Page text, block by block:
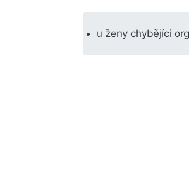
u ženy chybějící